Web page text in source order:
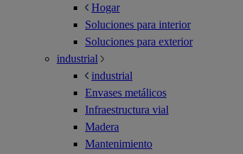
Hogar
Soluciones para interior
Soluciones para exterior
industrial
industrial
Envases metálicos
Infraestructura vial
Madera
Mantenimiento